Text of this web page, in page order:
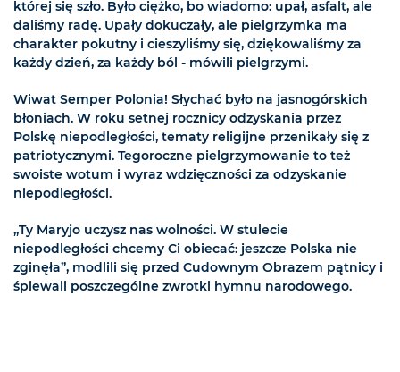
której się szło. Było ciężko, bo wiadomo: upał, asfalt, ale
daliśmy radę. Upały dokuczały, ale pielgrzymka ma
charakter pokutny i cieszyliśmy się, dziękowaliśmy za
każdy dzień, za każdy ból - mówili pielgrzymi.
Wiwat Semper Polonia! Słychać było na jasnogórskich
błoniach. W roku setnej rocznicy odzyskania przez
Polskę niepodległości, tematy religijne przenikały się z
patriotycznymi. Tegoroczne pielgrzymowanie to też
swoiste wotum i wyraz wdzięczności za odzyskanie
niepodległości.
„Ty Maryjo uczysz nas wolności. W stulecie
niepodległości chcemy Ci obiecać: jeszcze Polska nie
zginęła”, modlili się przed Cudownym Obrazem pątnicy i
śpiewali poszczególne zwrotki hymnu narodowego.